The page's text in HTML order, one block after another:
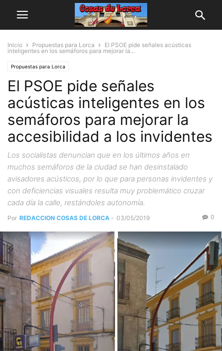
Inicio Propuestas para Lorca
El PSOE pide señales acústicas
inteligentes en los semáforos para mejorar la...
Propuestas para Lorca
El PSOE pide señales
acústicas inteligentes en los
semáforos para mejorar la
accesibilidad a los invidentes
Los socialistas denuncian que en los últimos años en
muchos semáforos de la ciudad se han desinstalado
avisadores acústicos, por lo que para personas invidentes y
con deficiencias visuales resulta muy problemático cruzar
cada día la calle, restándoles autonomía.
Por REDACCION COSAS DE LORCA - 03/05/2019 0